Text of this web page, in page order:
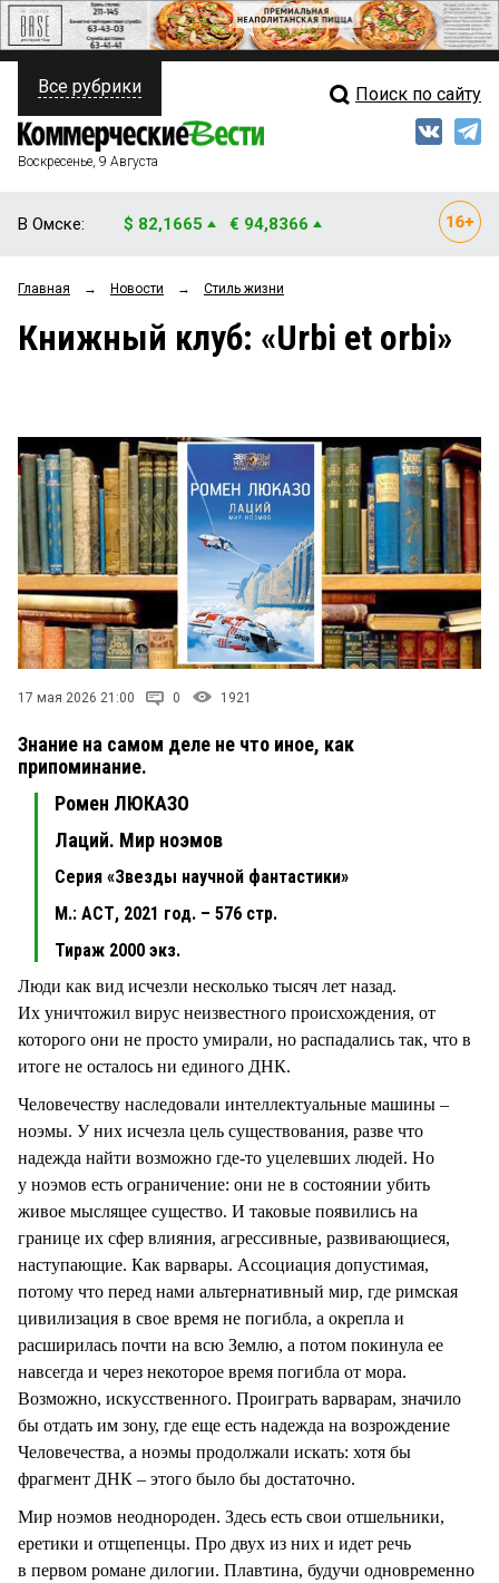
ПОЛИТИКА
ФИНАНСЫ
ОБЩЕСТВО
ЗАКОН
ПРОИСШЕСТВИЯ
СТИЛЬ ЖИЗНИ
Свежий выпуск
Рейтинги
Архив
Все рубрики Поиск по сайту
Воскресенье, 9 Августа
В Омске: $ 82,1665 € 94,8366
Главная → Новости → Стиль жизни
Книжный клуб: «Urbi et orbi»
17 мая 2026 21:00 0 1921
Знание на самом деле не что иное, как
припоминание.
Ромен ЛЮКАЗО
Лаций. Мир ноэмов
Серия «Звезды научной фантастики»
М.: АСТ, 2021 год. – 576 стр.
Тираж 2000 экз.
Люди как вид исчезли несколько тысяч лет назад.
Их уничтожил вирус неизвестного происхождения, от
которого они не просто умирали, но распадались так, что в
итоге не осталось ни единого ДНК.
Человечеству наследовали интеллектуальные машины –
ноэмы. У них исчезла цель существования, разве что
надежда найти возможно где-то уцелевших людей. Но
у ноэмов есть ограничение: они не в состоянии убить
живое мыслящее существо. И таковые появились на
границе их сфер влияния, агрессивные, развивающиеся,
наступающие. Как варвары. Ассоциация допустимая,
потому что перед нами альтернативный мир, где римская
цивилизация в свое время не погибла, а окрепла и
расширилась почти на всю Землю, а потом покинула ее
навсегда и через некоторое время погибла от мора.
Возможно, искусственного. Проиграть варварам, значило
бы отдать им зону, где еще есть надежда на возрождение
Человечества, а ноэмы продолжали искать: хотя бы
фрагмент ДНК – этого было бы достаточно.
Мир ноэмов неоднороден. Здесь есть свои отшельники,
еретики и отщепенцы. Про двух из них и идет речь
в первом романе дилогии. Плавтина, будучи одновременно